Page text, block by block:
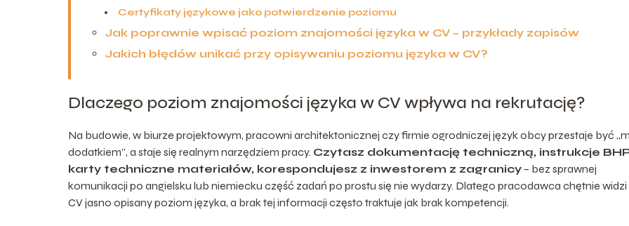
Certyfikaty językowe jako potwierdzenie poziomu
Jak poprawnie wpisać poziom znajomości języka w CV – przykłady zapisów
Jakich błędów unikać przy opisywaniu poziomu języka w CV?
Dlaczego poziom znajomości języka w CV wpływa na rekrutację?
Na budowie, w biurze projektowym, pracowni architektonicznej czy firmie ogrodniczej język obcy przestaje być
dodatkiem”, a staje się realnym narzędziem pracy. Czytasz dokumentację techniczną, instrukcje
karty techniczne materiałów, korespondujesz z inwestorem z zagranicy – bez sprawnej
komunikacji po angielsku lub niemiecku część zadań po prostu się nie wydarzy. Dlatego pracodawca chętnie widzi
CV jasno opisany poziom języka, a brak tej informacji często traktuje jak brak kompetencji.